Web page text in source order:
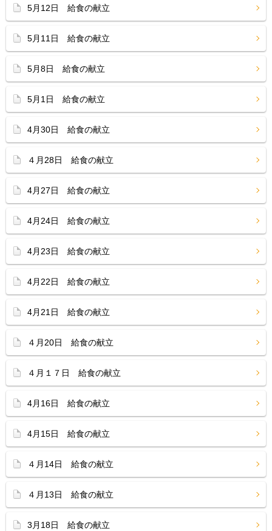
5月12日 給食の献立
5月11日 給食の献立
5月8日 給食の献立
5月1日 給食の献立
4月30日 給食の献立
４月28日 給食の献立
4月27日 給食の献立
4月24日 給食の献立
4月23日 給食の献立
4月22日 給食の献立
4月21日 給食の献立
４月20日 給食の献立
４月１７日 給食の献立
4月16日 給食の献立
4月15日 給食の献立
４月14日 給食の献立
４月13日 給食の献立
3月18日 給食の献立